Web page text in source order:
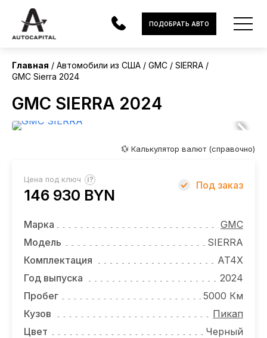
АВТОМОБИЛИ
ЭЛЕКТРОМОБИЛИ
УСЛУГИ
НОВОСТИ
ОТЗЫВЫ
ВАКАНСИИ
О КОМПАНИИ
ПОДОБРАТЬ АВТО
Главная Автомобили из США GMC
SIERRA
GMC Sierra 2024
GMC SIERRA 2024
💱 Калькулятор валют (справочно)
Цена под ключ ?
146 930 BYN
Под заказ
Марка
GMC
Модель
SIERRA
Комплектация
AT4X
Год выпуска
2024
Пробег
5000 Км
Кузов
Пикап
Цвет
Черный